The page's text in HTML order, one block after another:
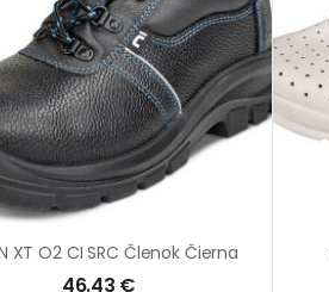
XT O2 CI SRC Členok Čierna
46.43 €